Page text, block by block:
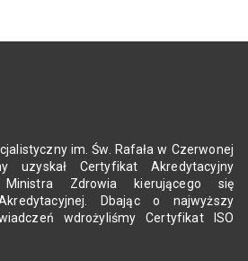
im. Św. Rafała w Czerwonej
uzyskał Certyfikat Akredytacyjny
Zdrowia kierującego się
Dbając o najwyższy
wdrożyliśmy Certyfikat ISO